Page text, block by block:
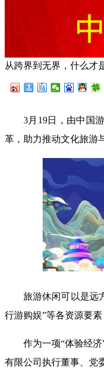
从跨界到无界，什么才
3月19日，由中国
革，助力推动文化旅游
旅游休闲可以是远
行游购娱”等各资源要
作为一项“体验经
有限公司执行董事、党